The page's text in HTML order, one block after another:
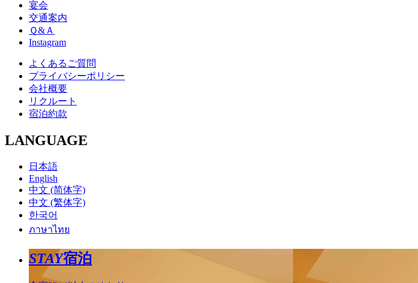
宴会
交通案内
Ｑ&Ａ
Instagram
よくあるご質問
プライバシーポリシー
会社概要
リクルート
宿泊約款
LANGUAGE
日本語
English
中文 (简体字)
中文 (繁体字)
한국어
ภาษาไทย
STAY宿泊